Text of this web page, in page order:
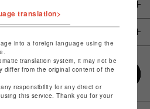
translation>
into a foreign language using the
translation system, it may not be
differ from the original content of the
responsibility for any direct or
this service. Thank you for your